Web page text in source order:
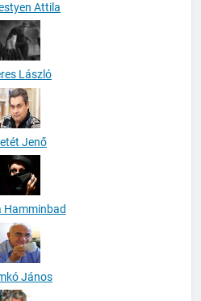
Attila
László
Jenő
Hamminbad
János